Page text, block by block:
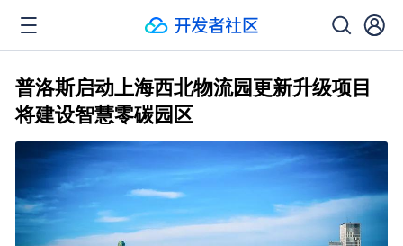
普洛斯启动上海西北物流园更新升级项目
将建设智慧零碳园区